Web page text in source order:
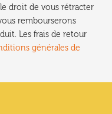
droit de vous rétracter
rembourserons
Les frais de retour
générales de